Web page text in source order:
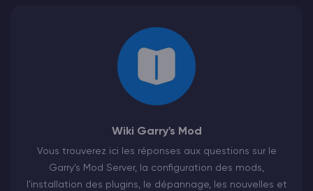
Wiki Garry's Mod
Vous trouverez ici les réponses aux questions sur le
Garry's Mod Server, la configuration des mods,
l'installation des plugins, le dépannage, les nouvelles et